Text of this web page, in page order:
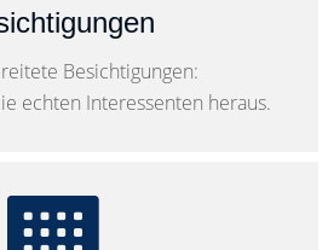
Besichtigungen:
echten Interessenten heraus.